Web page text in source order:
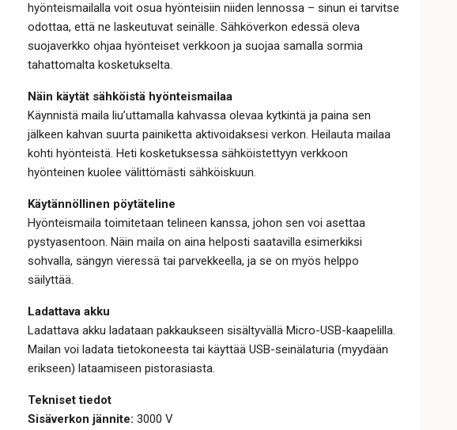
hyönteismailalla voit osua hyönteisiin niiden lennossa – sinun ei tarvitse
odottaa, että ne laskeutuvat seinälle. Sähköverkon edessä oleva
suojaverkko ohjaa hyönteiset verkkoon ja suojaa samalla sormia
tahattomalta kosketukselta.
Näin käytät sähköistä hyönteismailaa
Käynnistä maila liu’uttamalla kahvassa olevaa kytkintä ja paina sen
jälkeen kahvan suurta painiketta aktivoidaksesi verkon. Heilauta mailaa
kohti hyönteistä. Heti kosketuksessa sähköistettyyn verkkoon
hyönteinen kuolee välittömästi sähköiskuun.
Käytännöllinen pöytäteline
Hyönteismaila toimitetaan telineen kanssa, johon sen voi asettaa
pystyasentoon. Näin maila on aina helposti saatavilla esimerkiksi
sohvalla, sängyn vieressä tai parvekkeella, ja se on myös helppo
säilyttää.
Ladattava akku
Ladattava akku ladataan pakkaukseen sisältyvällä Micro-USB-kaapelilla.
Mailan voi ladata tietokoneesta tai käyttää USB-seinälaturia (myydään
erikseen) lataamiseen pistorasiasta.
Tekniset tiedot
Sisäverkon jännite: 3000 V